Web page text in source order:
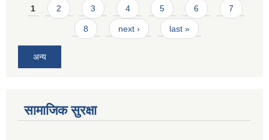
Pages
1 2 3 4 5 6 7
8 next › last »
अन्य
सामाजिक सुरक्षा